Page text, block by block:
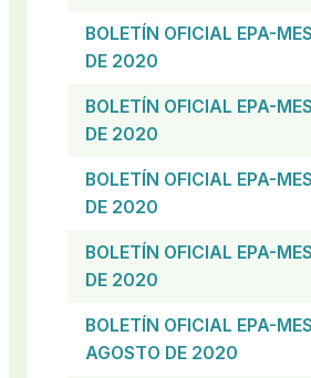
BOLETÍN OFICIAL EPA-
DE 2020
BOLETÍN OFICIAL EPA-
DE 2020
BOLETÍN OFICIAL EPA-
DE 2020
BOLETÍN OFICIAL EPA-
DE 2020
BOLETÍN OFICIAL EPA-
AGOSTO DE 2020